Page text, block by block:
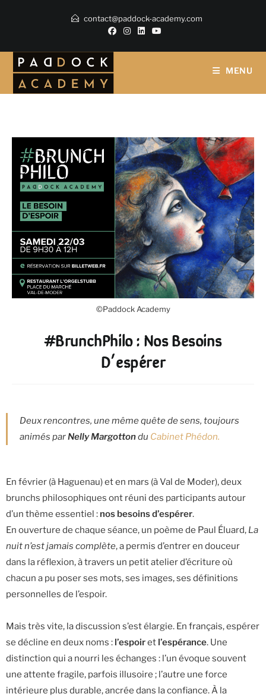
contact@paddock-academy.com
MENU
©Paddock Academy
#BrunchPhilo : Nos Besoins
D’espérer
Deux rencontres, une même quête de sens, toujours
animés parNelly Margottondu Cabinet Phédon.
En février (à Haguenau) et en mars (à Val de Moder), deux
brunchs philosophiques ont réuni des participants autour
d’un thème essentiel : nos besoins d’espérer.
En ouverture de chaque séance, un poème de Paul Éluard, La
nuit n’est jamais complète, a permis d’entrer en douceur
dans la réflexion, à travers un petit atelier d’écriture où
chacun a pu poser ses mots, ses images, ses définitions
personnelles de l’espoir.
Mais très vite, la discussion s’est élargie. En français, espérer
se décline en deux noms : l’espoiret l’espérance. Une
distinction qui a nourri les échanges : l’un évoque souvent
une attente fragile, parfois illusoire ; l’autre une force
intérieure plus durable, ancrée dans la confiance. À la